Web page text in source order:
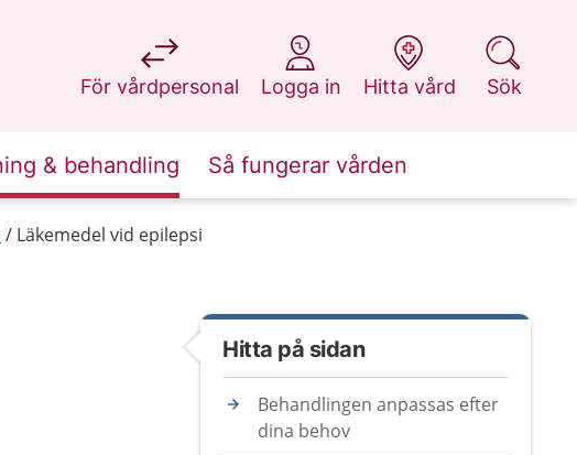
För vårdpersonal
på 1177.se
Logga in
på 1177.se
Hitta vård
på 1177.se
Sök
på 1177.se
& behandling Så fungerar vården
Läkemedel vid epilepsi
Hitta på sidan
Behandlingen anpassas efter
dina behov